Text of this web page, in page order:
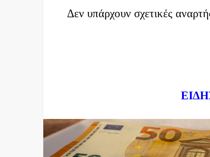
Δεν υπάρχουν σχετικές